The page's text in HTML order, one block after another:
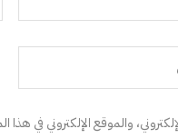
والموقع الإلكتروني في